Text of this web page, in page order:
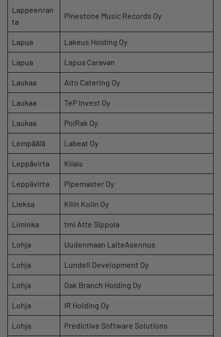
Lappeenran
ta
Pinestone Music Records Oy
Lapua Lakeus Holding Oy
Lapua Lapua Caravan
Laukaa Aito Catering Oy
Laukaa TeP Invest Oy
Laukaa PoiRak Oy
Lempäälä Labeat Oy
Leppävirta Kiiais
Leppävirta Pipemaster Oy
Lieksa Kilin Kolin Oy
Liminka tmi Atte Sippola
Lohja Uudenmaan LaiteAsennus
Lohja Lundell Development Oy
Lohja Oak Branch Holding Oy
Lohja IR Holding Oy
Lohja Predictive Software Solutions